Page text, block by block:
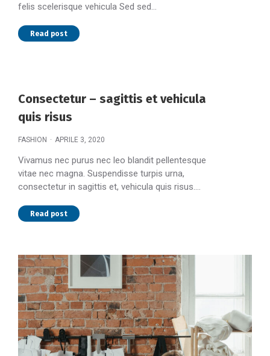
felis scelerisque vehicula Sed sed…
Read post
Consectetur – sagittis et vehicula
quis risus
FASHION APRILE 3, 2020
Vivamus nec purus nec leo blandit pellentesque
vitae nec magna. Suspendisse turpis urna,
consectetur in sagittis et, vehicula quis risus.…
Read post